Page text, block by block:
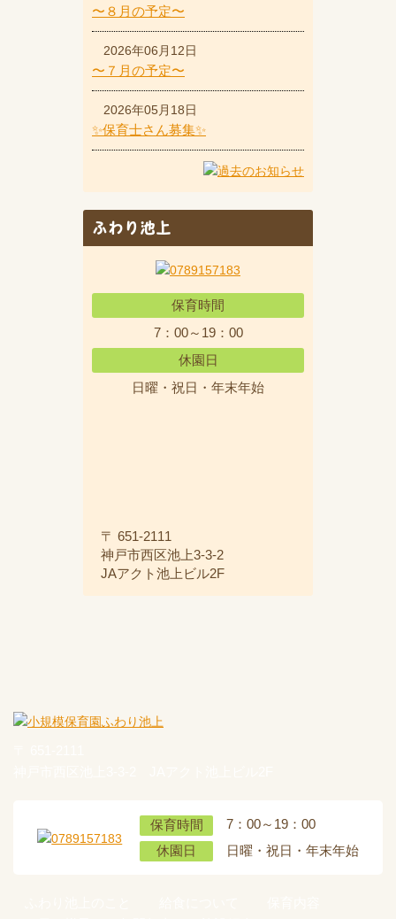
〜８月の予定〜
2026年06月12日
〜７月の予定〜
2026年05月18日
✨保育士さん募集✨
ふわり池上
保育時間
7：00～19：00
休園日
日曜・祝日・年末年始
〒 651-2111
神戸市西区池上3-3-2
JAアクト池上ビル2F
保育時間
7：00～19：00
休園日
日曜・祝日・年末年始